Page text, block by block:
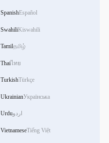
SpanishEspañol
SwahiliKiswahili
Tamilதமிழ்
Thaiไทย
TurkishTürkçe
UkrainianУкраїнська
Urduاردو
VietnameseTiếng Việt